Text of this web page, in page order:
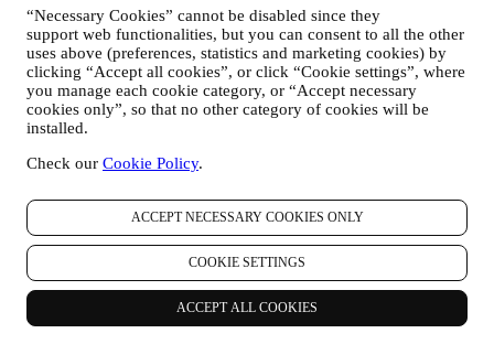
“Necessary Cookies” cannot be disabled since they
support web functionalities, but you can consent to all the other
uses above (preferences, statistics and marketing cookies) by
clicking “Accept all cookies”, or click “Cookie settings”, where
you manage each cookie category, or “Accept necessary
cookies only”, so that no other category of cookies will be
installed.
Check our Cookie Policy.
ACCEPT NECESSARY COOKIES ONLY
COOKIE SETTINGS
ACCEPT ALL COOKIES
FOR Å INFORMERE DEG OM NYHETER ELLER
TILBUD PÅ LE CREUSET-PRODUKTER
Dersom du har samtykket til det (for eksempel ved å abonnere
på nyhetsbrevet vårt når du oppretter en konto på nettstedet),
vil vi sende deg markedsføringsmateriell og nyheter om
initiativer knyttet til Le Creuset, som er utarbeidet av
av dine preferanser. Vi vil kontakte deg på e-post, med
automatiserte metoder. Slik kommunikasjon vil omhandle Le
Creusets produkter eller åpning av nye butikker, eksklusive
arrangementer, konkurranser, undersøkelser, demonstrasjoner
organisert av Le Creuset eller spesielle tilbud du kanskje er
interessert i å få høre om. Slik kommunikasjon kan være valgt
ut eller skreddersydd for deg basert på opplysninger vi har om